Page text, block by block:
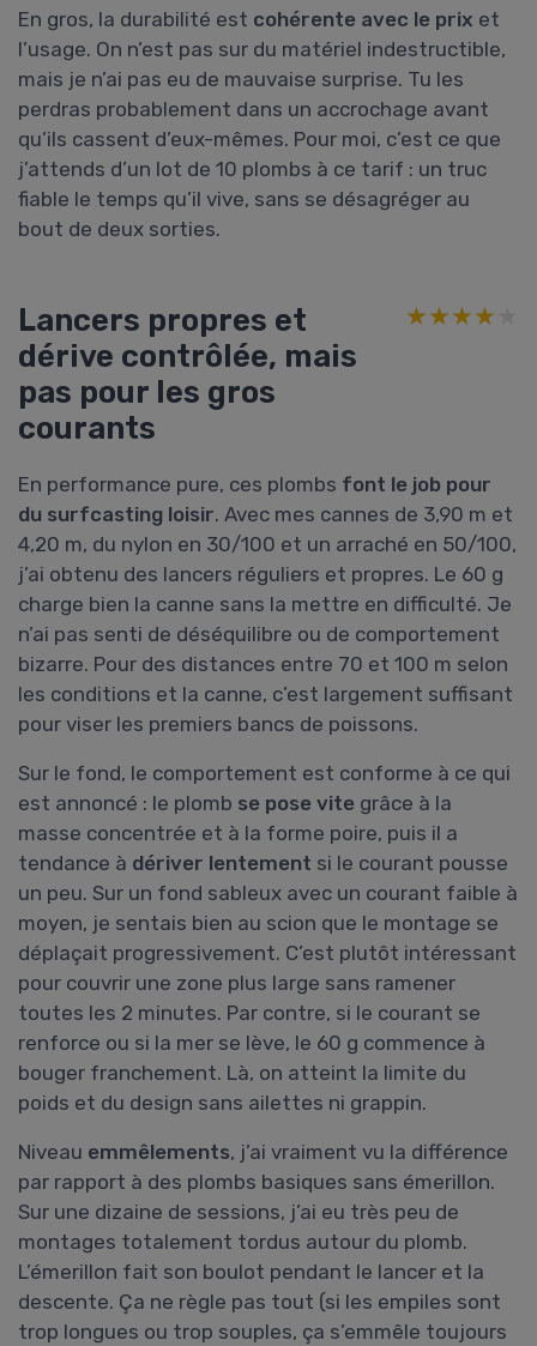
En gros, la durabilité est cohérente avec le prix et
l’usage. On n’est pas sur du matériel indestructible,
mais je n’ai pas eu de mauvaise surprise. Tu les
perdras probablement dans un accrochage avant
qu’ils cassent d’eux-mêmes. Pour moi, c’est ce que
j’attends d’un lot de 10 plombs à ce tarif : un truc
fiable le temps qu’il vive, sans se désagréger au
bout de deux sorties.
Lancers propres et
dérive contrôlée, mais
pas pour les gros
courants
★★★★★
★★★★★
En performance pure, ces plombs font le job pour
du surfcasting loisir. Avec mes cannes de 3,90 m et
4,20 m, du nylon en 30/100 et un arraché en 50/100,
j’ai obtenu des lancers réguliers et propres. Le 60 g
charge bien la canne sans la mettre en difficulté. Je
n’ai pas senti de déséquilibre ou de comportement
bizarre. Pour des distances entre 70 et 100 m selon
les conditions et la canne, c’est largement suffisant
pour viser les premiers bancs de poissons.
Sur le fond, le comportement est conforme à ce qui
est annoncé : le plomb se pose vite grâce à la
masse concentrée et à la forme poire, puis il a
tendance à dériver lentement si le courant pousse
un peu. Sur un fond sableux avec un courant faible à
moyen, je sentais bien au scion que le montage se
déplaçait progressivement. C’est plutôt intéressant
pour couvrir une zone plus large sans ramener
toutes les 2 minutes. Par contre, si le courant se
renforce ou si la mer se lève, le 60 g commence à
bouger franchement. Là, on atteint la limite du
poids et du design sans ailettes ni grappin.
Niveau emmêlements, j’ai vraiment vu la différence
par rapport à des plombs basiques sans émerillon.
Sur une dizaine de sessions, j’ai eu très peu de
montages totalement tordus autour du plomb.
L’émerillon fait son boulot pendant le lancer et la
descente. Ça ne règle pas tout (si les empiles sont
trop longues ou trop souples, ça s’emmêle toujours